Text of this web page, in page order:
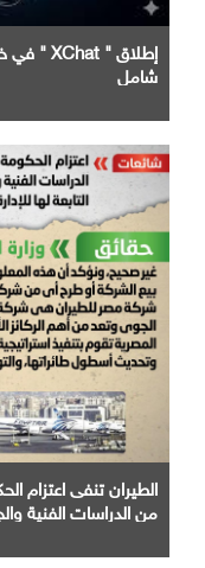
شامل
الطيران تنفى اعتزام
من الدراسات الفنية